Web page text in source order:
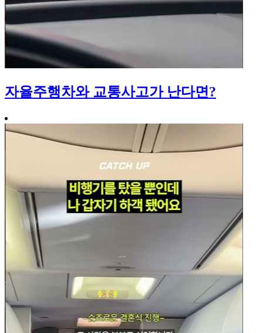
자율주행차와 교통사고가 난다면?